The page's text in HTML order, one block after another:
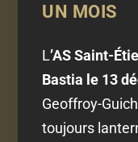
UN MOIS
L’AS Saint-
Bastia le 13
Geoffroy-
toujours